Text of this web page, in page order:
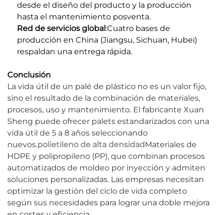
desde el diseño del producto y la producción
hasta el mantenimiento posventa.
Red de servicios global:Cuatro bases de
producción en China (Jiangsu, Sichuan, Hubei)
respaldan una entrega rápida.
Conclusión
La vida útil de un palé de plástico no es un valor fijo,
sino el resultado de la combinación de materiales,
procesos, uso y mantenimiento. El fabricante Xuan
Sheng puede ofrecer palets estandarizados con una
vida útil de 5 a 8 años seleccionando
nuevos.polietileno de alta densidadMateriales de
HDPE y polipropileno (PP), que combinan procesos
automatizados de moldeo por inyección y admiten
soluciones personalizadas. Las empresas necesitan
optimizar la gestión del ciclo de vida completo
según sus necesidades para lograr una doble mejora